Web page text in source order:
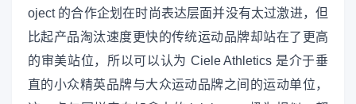
oject 的合作企划在时尚表达层面并没有太过激进，但
比起产品淘汰速度更快的传统运动品牌却站在了更高
的审美站位，所以可以认为 Ciele Athletics 是介于垂
直的小众精英品牌与大众运动品牌之间的运动单位，